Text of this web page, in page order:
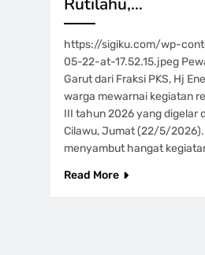
https://sigiku.com/wp-
05-22-at-17.52.15.jpeg
Garut dari Fraksi PKS, Hj
warga mewarnai kegiatan
III tahun 2026 yang digelar
Cilawu, Jumat (22/5/
menyambut hangat
Read More